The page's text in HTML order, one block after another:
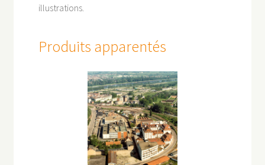
illustrations.
Produits apparentés